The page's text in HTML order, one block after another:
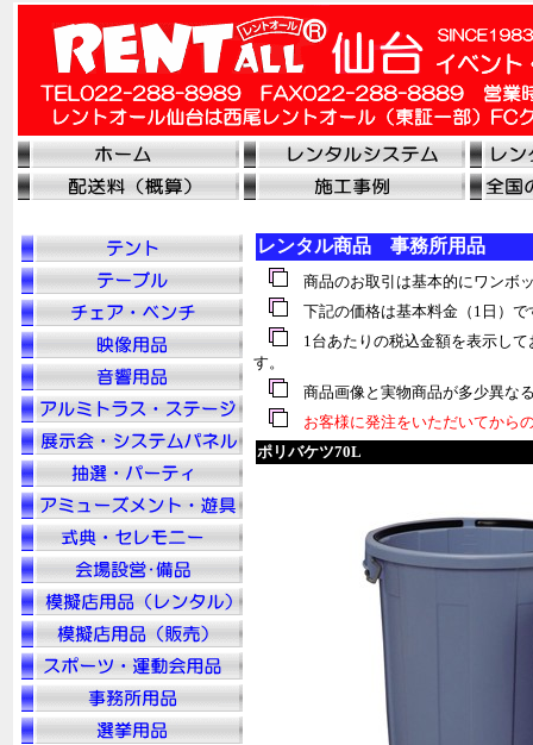
レンタル商品 事務所用品
商品のお取引は基本的にワンボ
下記の価格は基本料金（1日）で
1台あたりの税込金額を表示して
す。
商品画像と実物商品が多少異な
お客様に発注をいただいてから
ポリバケツ70L